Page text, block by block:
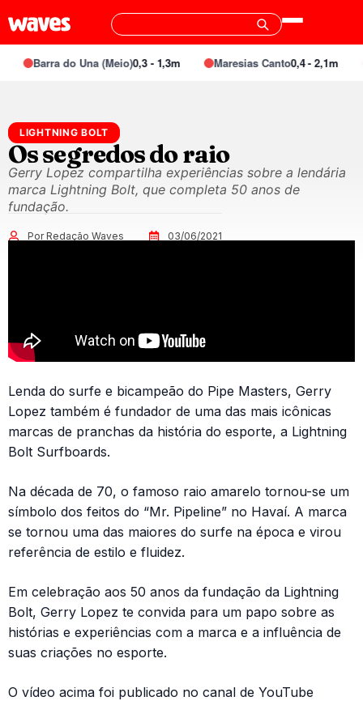
Barra do Una (Meio)0,3 - 1,3m Maresias Canto0,4 - 2,1m
LIGHTNING BOLT
Os segredos do raio
Gerry Lopez compartilha experiências sobre a lendária
marca Lightning Bolt, que completa 50 anos de
fundação.
Por Redação Waves 03/06/2021
Lenda do surfe e bicampeão do Pipe Masters, Gerry
Lopez também é fundador de uma das mais icônicas
marcas de pranchas da história do esporte, a Lightning
Bolt Surfboards.
Na década de 70, o famoso raio amarelo tornou-se um
símbolo dos feitos do “Mr. Pipeline” no Havaí. A marca
se tornou uma das maiores do surfe na época e virou
referência de estilo e fluidez.
Em celebração aos 50 anos da fundação da Lightning
Bolt, Gerry Lopez te convida para um papo sobre as
histórias e experiências com a marca e a influência de
suas criações no esporte.
O vídeo acima foi publicado no canal de YouTube